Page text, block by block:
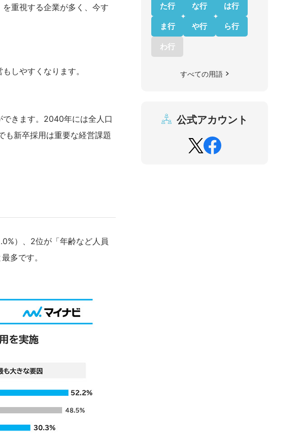
重視する企業が多く、今す
しやすくなります。
きます。2040年には全人口
も新卒採用は重要な経営課題
）、2位が「年齢など人員
多です。
た行 な行 は行
ま行 や行 ら行
わ行
すべての用語
公式アカウント